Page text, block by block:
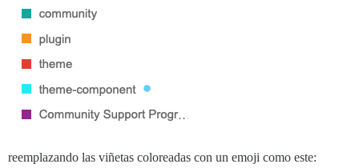
reemplazando las viñetas coloreadas con un emoji como este: